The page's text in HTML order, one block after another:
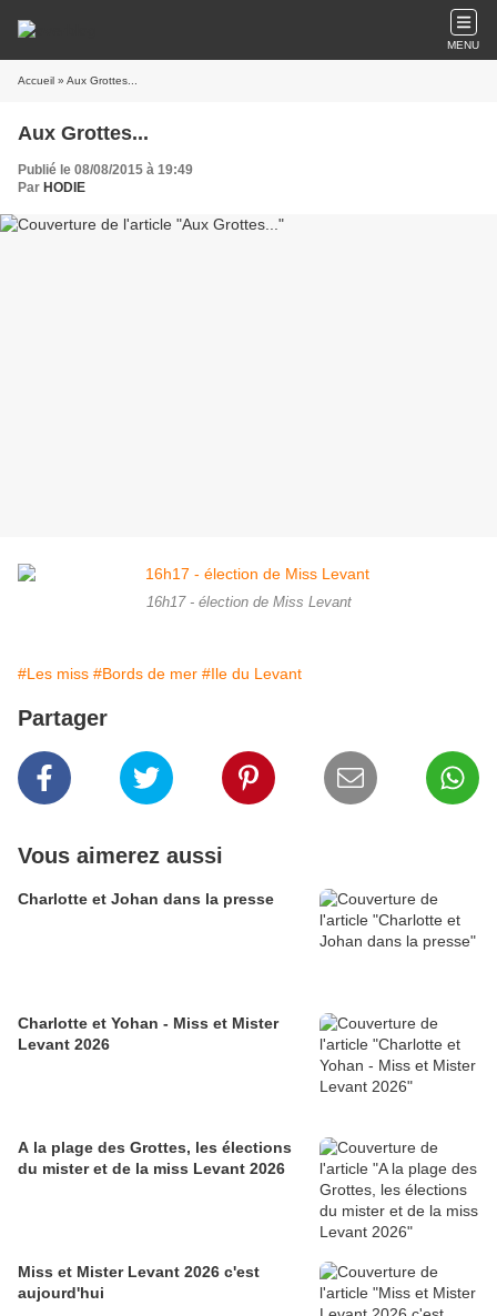
MENU
Accueil » Aux Grottes...
Aux Grottes...
Publié le 08/08/2015 à 19:49
Par HODIE
16h17 - élection de Miss Levant
#Les miss #Bords de mer #Ile du Levant
Partager
Vous aimerez aussi
Charlotte et Johan dans la presse
Charlotte et Yohan - Miss et Mister
Levant 2026
A la plage des Grottes, les élections
du mister et de la miss Levant 2026
Miss et Mister Levant 2026 c'est
aujourd'hui